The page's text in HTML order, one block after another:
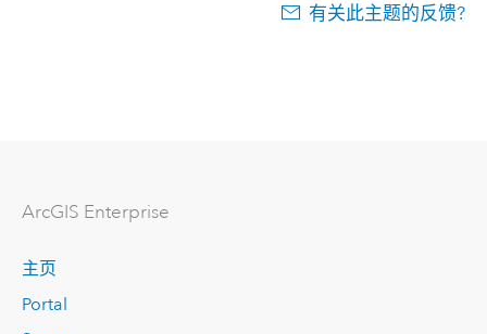
有关此主题的反馈?
ArcGIS Enterprise
主页
Portal